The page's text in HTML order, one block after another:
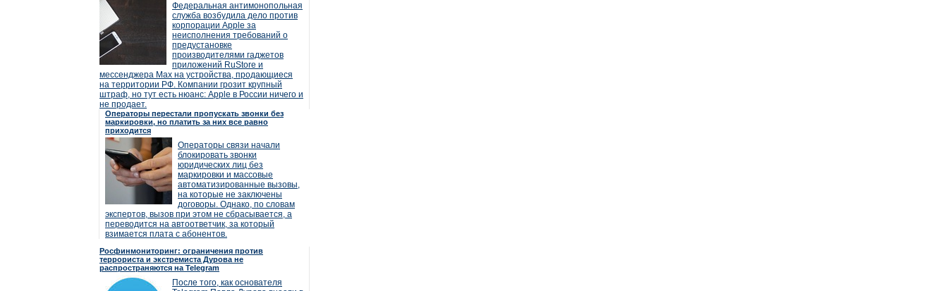
Федеральная антимонопольная
служба возбудила дело против
корпорации Apple за
неисполнения требований о
предустановке
производителями гаджетов
приложений RuStore и
мессенджера Max на устройства, продающиеся
на территории РФ. Компании грозит крупный
штраф, но тут есть нюанс: Apple в России ничего и
не продает.
Операторы перестали пропускать звонки без
маркировки, но платить за них все равно
приходится
Операторы связи начали
блокировать звонки
юридических лиц без
маркировки и массовые
автоматизированные вызовы,
на которые не заключены
договоры. Однако, по словам
экспертов, вызов при этом не сбрасывается, а
переводится на автоответчик, за который
взимается плата с абонентов.
Росфинмониторинг: ограничения против
террориста и экстремиста Дурова не
распространяются на Telegram
После того, как основателя